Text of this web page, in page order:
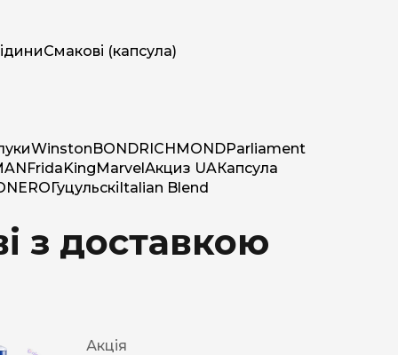
Смакові (капсула)
WinstonBONDRICHMONDParliament
FridaKingMarvelАкциз UAКапсула
NEROГуцульскіItalian Blend
з доставкою
Акція